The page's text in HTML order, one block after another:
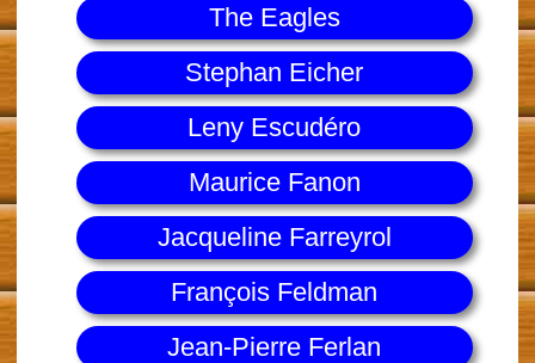
The Eagles
Stephan Eicher
Leny Escudéro
Maurice Fanon
Jacqueline Farreyrol
François Feldman
Jean-Pierre Ferlan